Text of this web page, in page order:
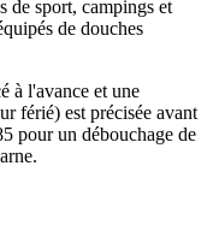
de sport, campings et
de douches
à l'avance et une
férié) est précisée avant
pour un débouchage de